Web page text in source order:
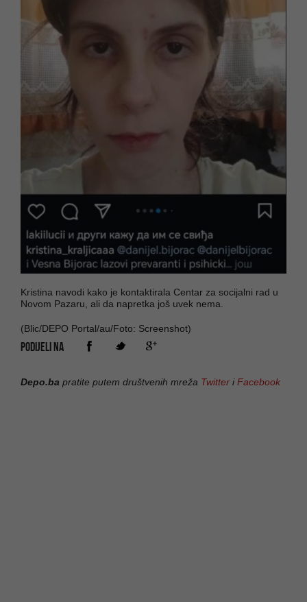
Kristina navodi kako je kontaktirala Centar za socijalni rad u
Novom Pazaru, ali da napretka još uvek nema.
(Blic/DEPO Portal/au/Foto: Screenshot)
PODIJELI NA
Depo.ba pratite putem društvenih mreža Twitter iFacebook